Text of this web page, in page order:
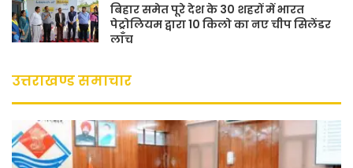
बिहार समेत पूरे देश के 30 शहरों में भारत
पेट्रोलियम द्वारा 10 किलो का नए चीप सिलेंडर
लाँच
उत्तराखण्ड समाचार